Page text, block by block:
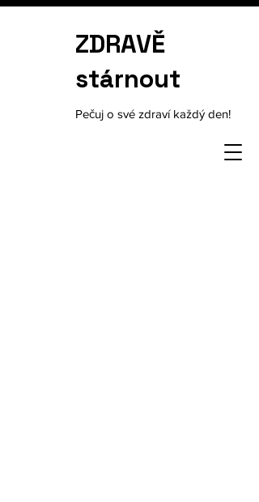
ZDRAVĚ
stárnout
Pečuj o své zdraví každý den!